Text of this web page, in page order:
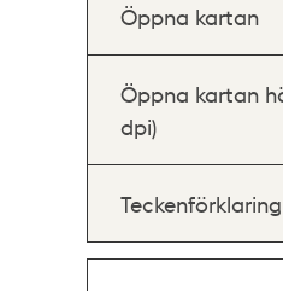
Öppna kartan
Öppna kartan
dpi)
Teckenförklaring